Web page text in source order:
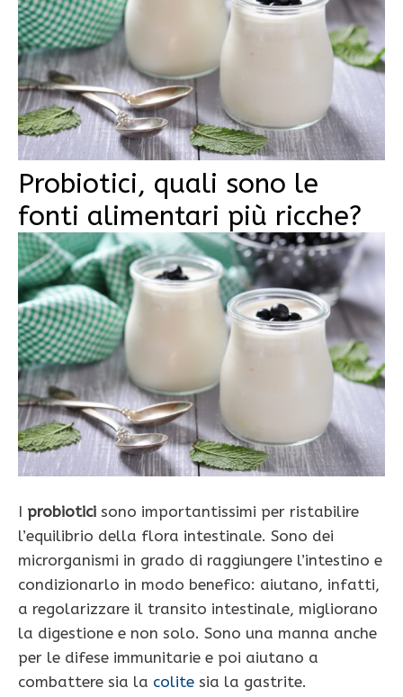
Probiotici, quali sono le
fonti alimentari più ricche?
I probiotici sono importantissimi per ristabilire
l’equilibrio della flora intestinale. Sono dei
microrganismi in grado di raggiungere l’intestino e
condizionarlo in modo benefico: aiutano, infatti,
a regolarizzare il transito intestinale, migliorano
la digestione e non solo. Sono una manna anche
per le difese immunitarie e poi aiutano a
combattere sia la colite sia la gastrite.